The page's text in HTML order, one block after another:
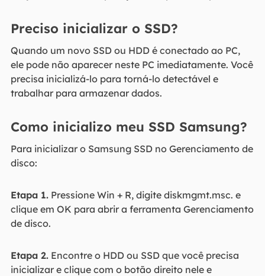
Preciso inicializar o SSD?
Quando um novo SSD ou HDD é conectado ao PC,
ele pode não aparecer neste PC imediatamente. Você
precisa inicializá-lo para torná-lo detectável e
trabalhar para armazenar dados.
Como inicializo meu SSD Samsung?
Para inicializar o Samsung SSD no Gerenciamento de
disco:
Etapa 1.Pressione Win + R, digite diskmgmt.msc. e
clique em OK para abrir a ferramenta Gerenciamento
de disco.
Etapa 2.Encontre o HDD ou SSD que você precisa
inicializar e clique com o botão direito nele e